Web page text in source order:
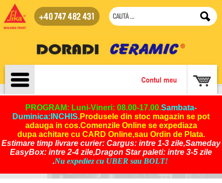
+40 747 482 431
Contul meu
PROGRAM: Luni-Vineri: 08.00-17.00.Sambata-
Duminica:INCHIS.Produsele din stoc magazin se pot
adauga in cos.Comenzile Online se expediaza
dupa achitare cu CARD Online,sau Ordin de Plata.
Estimare timp livrare curier: Cargus: intre 1-3 zile,Sameday
EasyBox: intre 2-4 zile,Dragon Star paleti: intre 3-5 zile
.Nu expediez cu UBER sau BOLT!